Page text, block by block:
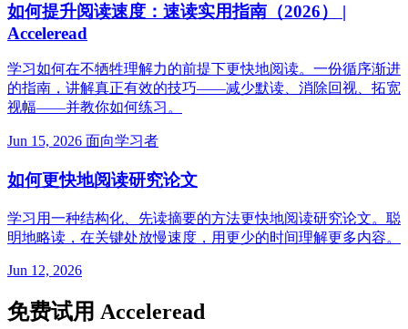
如何提升阅读速度：速读实用指南（2026） |
Acceleread
学习如何在不牺牲理解力的前提下更快地阅读。一份循序渐进
的指南，讲解真正有效的技巧——减少默读、消除回视、拓宽
视幅——并教你如何练习。
Jun 15, 2026 面向学习者
如何更快地阅读研究论文
学习用一种结构化、先读摘要的方法更快地阅读研究论文。聪
明地略读，在关键处放慢速度，用更少的时间理解更多内容。
Jun 12, 2026
免费试用 Acceleread